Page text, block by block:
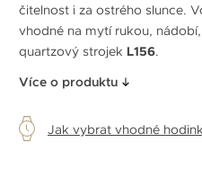
čitelnost i za ostrého slunce.
vhodné na mytí rukou,
quartzový strojek L156.
Více o produktu
Jak vybrat vhodné